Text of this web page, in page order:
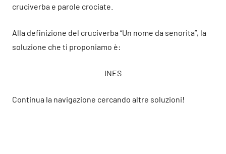
cruciverba e parole crociate.
Alla definizione del cruciverba “Un nome da senorita”, la
soluzione che ti proponiamo è:
INES
Continua la navigazione cercando altre soluzioni!